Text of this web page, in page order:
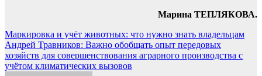
Марина ТЕПЛЯКОВА.
Навигация
по
записям
Маркировка и учёт животных: что нужно знать владельцам
Андрей Травников: Важно обобщать опыт передовых
хозяйств для совершенствования аграрного производства с
учётом климатических вызовов